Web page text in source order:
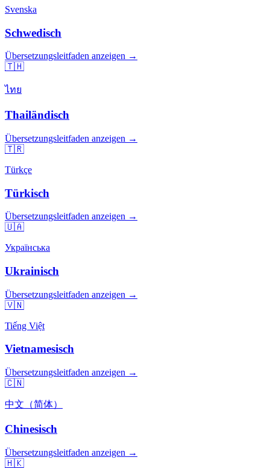
Svenska
Schwedisch
Übersetzungsleitfaden anzeigen →
🇹🇭
ไทย
Thailändisch
Übersetzungsleitfaden anzeigen →
🇹🇷
Türkçe
Türkisch
Übersetzungsleitfaden anzeigen →
🇺🇦
Українська
Ukrainisch
Übersetzungsleitfaden anzeigen →
🇻🇳
Tiếng Việt
Vietnamesisch
Übersetzungsleitfaden anzeigen →
🇨🇳
中文（简体）
Chinesisch
Übersetzungsleitfaden anzeigen →
🇭🇰